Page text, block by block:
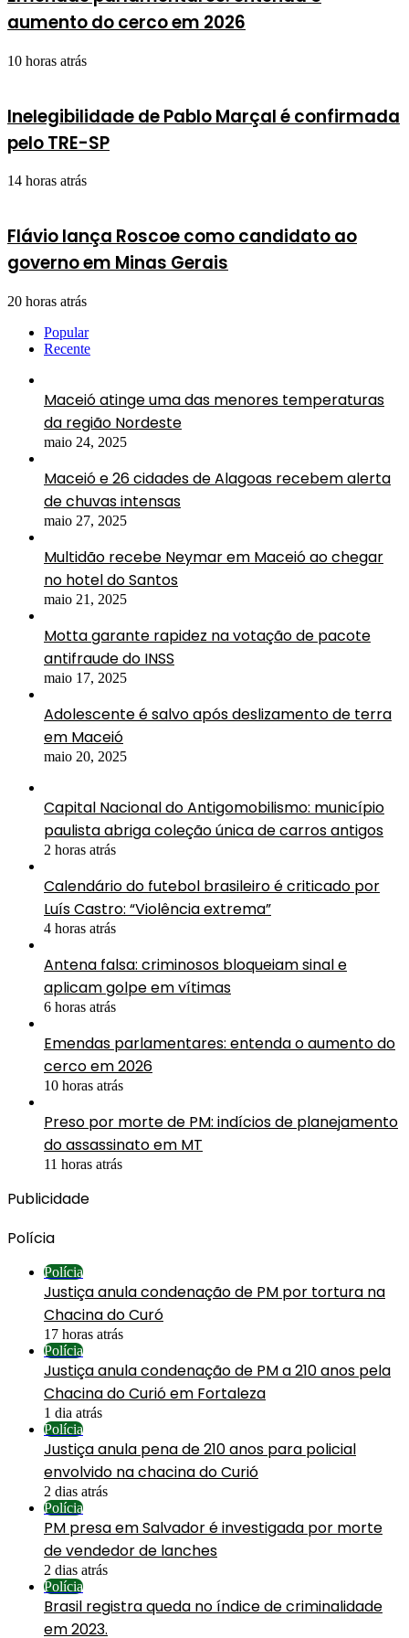
aumento do cerco em 2026
10 horas atrás
Inelegibilidade de Pablo Marçal é confirmada
pelo TRE-SP
14 horas atrás
Flávio lança Roscoe como candidato ao
governo em Minas Gerais
20 horas atrás
Popular
Recente
Maceió atinge uma das menores temperaturas
da região Nordeste
maio 24, 2025
Maceió e 26 cidades de Alagoas recebem alerta
de chuvas intensas
maio 27, 2025
Multidão recebe Neymar em Maceió ao chegar
no hotel do Santos
maio 21, 2025
Motta garante rapidez na votação de pacote
antifraude do INSS
maio 17, 2025
Adolescente é salvo após deslizamento de terra
em Maceió
maio 20, 2025
Capital Nacional do Antigomobilismo: município
paulista abriga coleção única de carros antigos
2 horas atrás
Calendário do futebol brasileiro é criticado por
Luís Castro: “Violência extrema”
4 horas atrás
Antena falsa: criminosos bloqueiam sinal e
aplicam golpe em vítimas
6 horas atrás
Emendas parlamentares: entenda o aumento do
cerco em 2026
10 horas atrás
Preso por morte de PM: indícios de planejamento
do assassinato em MT
11 horas atrás
Publicidade
Polícia
Polícia
Justiça anula condenação de PM por tortura na
Chacina do Curó
17 horas atrás
Polícia
Justiça anula condenação de PM a 210 anos pela
Chacina do Curió em Fortaleza
1 dia atrás
Polícia
Justiça anula pena de 210 anos para policial
envolvido na chacina do Curió
2 dias atrás
Polícia
PM presa em Salvador é investigada por morte
de vendedor de lanches
2 dias atrás
Polícia
Brasil registra queda no índice de criminalidade
em 2023.